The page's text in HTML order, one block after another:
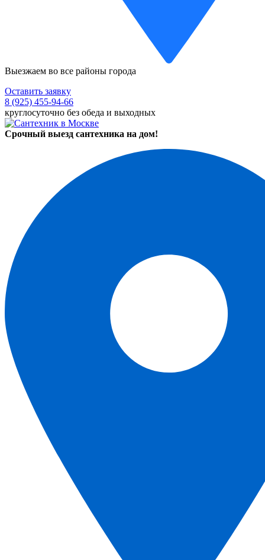
Выезжаем во все районы города
Оставить заявку
8 (925) 455-94-66
круглосуточно без обеда и выходных
Срочный выезд сантехника на дом!